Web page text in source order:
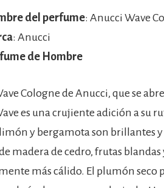
del perfume: Anucci Wave
: Anucci
de Hombre
Cologne de Anucci, que se
es una crujiente adición a su
y bergamota son brillantes y
madera de cedro, frutas
más cálido. El plumón seco